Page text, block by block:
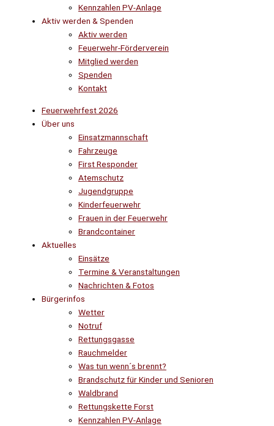
Kennzahlen PV-Anlage
Aktiv werden & Spenden
Aktiv werden
Feuerwehr-Förderverein
Mitglied werden
Spenden
Kontakt
Feuerwehrfest 2026
Über uns
Einsatzmannschaft
Fahrzeuge
First Responder
Atemschutz
Jugendgruppe
Kinderfeuerwehr
Frauen in der Feuerwehr
Brandcontainer
Aktuelles
Einsätze
Termine & Veranstaltungen
Nachrichten & Fotos
Bürgerinfos
Wetter
Notruf
Rettungsgasse
Rauchmelder
Was tun wenn´s brennt?
Brandschutz für Kinder und Senioren
Waldbrand
Rettungskette Forst
Kennzahlen PV-Anlage